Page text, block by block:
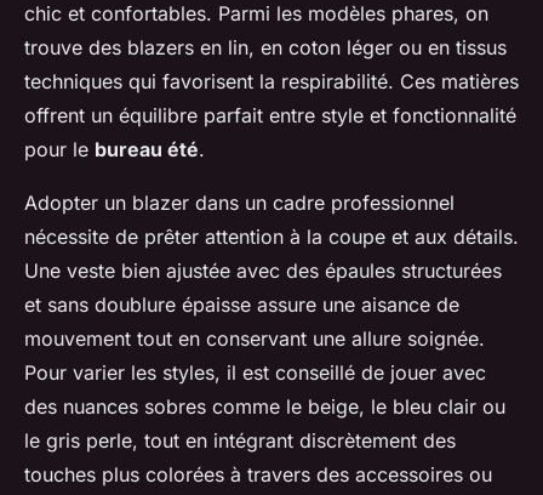
chic et confortables. Parmi les modèles phares, on
trouve des blazers en lin, en coton léger ou en tissus
techniques qui favorisent la respirabilité. Ces matières
offrent un équilibre parfait entre style et fonctionnalité
pour le bureau été.
Adopter un blazer dans un cadre professionnel
nécessite de prêter attention à la coupe et aux détails.
Une veste bien ajustée avec des épaules structurées
et sans doublure épaisse assure une aisance de
mouvement tout en conservant une allure soignée.
Pour varier les styles, il est conseillé de jouer avec
des nuances sobres comme le beige, le bleu clair ou
le gris perle, tout en intégrant discrètement des
touches plus colorées à travers des accessoires ou